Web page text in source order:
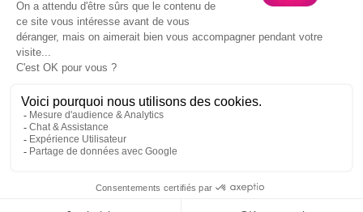
vos critères. Votre permis a été suspendu, et vous
roulez moins de 4000 kilomètres ou moins de
8000 kilomètres par an ? Vous pouvez
ainsi d’une réduction sur le montant de votre
cotisation.
Des assurances après suspension de permis